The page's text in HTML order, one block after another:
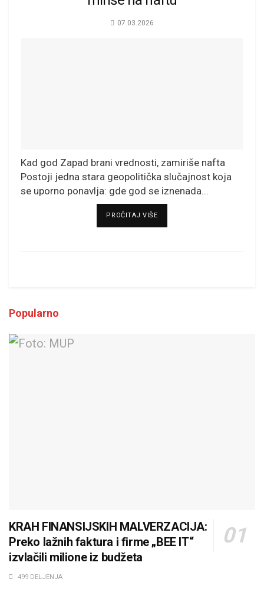
07.03.2026
Kad god Zapad brani vrednosti, zamiriše nafta
Postoji jedna stara geopolitička slučajnost koja
se uporno ponavlja: gde god se iznenada...
PROČITAJ VIŠEDETAILS
Popularno
KRAH FINANSIJSKIH MALVERZACIJA:
Preko lažnih faktura i firme „BEE IT“
izvlačili milione iz budžeta
499 DELJENJA